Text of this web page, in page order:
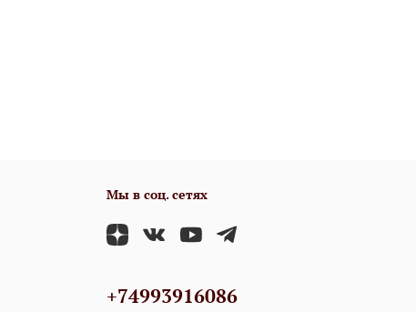
Мы в соц. сетях
+74993916086